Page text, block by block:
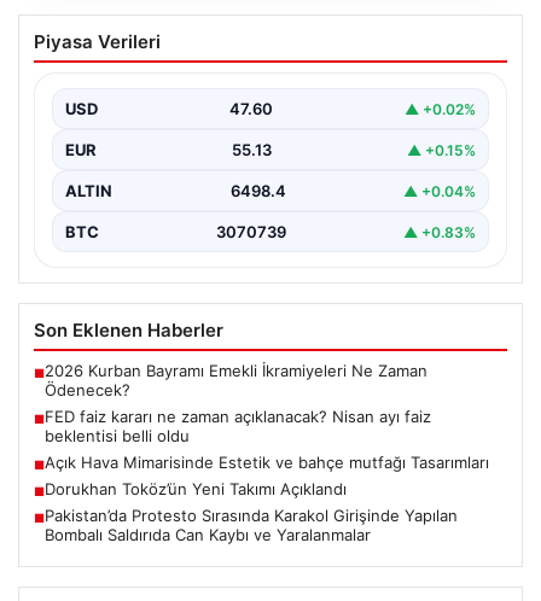
FED faiz kararı ne zaman açıklanacak?
Nisan ayı faiz beklentisi belli oldu
Piyasa Verileri
USD 47.60 ▲ +0.02%
EUR 55.13 ▲ +0.15%
ALTIN 6498.4 ▲ +0.04%
BTC 3070739 ▲ +0.83%
Son Eklenen Haberler
■2026 Kurban Bayramı Emekli İkramiyeleri Ne Zaman
Ödenecek?
■FED faiz kararı ne zaman açıklanacak? Nisan ayı faiz
beklentisi belli oldu
■Açık Hava Mimarisinde Estetik ve bahçe mutfağı Tasarımları
■Dorukhan Toköz’ün Yeni Takımı Açıklandı
■Pakistan’da Protesto Sırasında Karakol Girişinde Yapılan
Bombalı Saldırıda Can Kaybı ve Yaralanmalar